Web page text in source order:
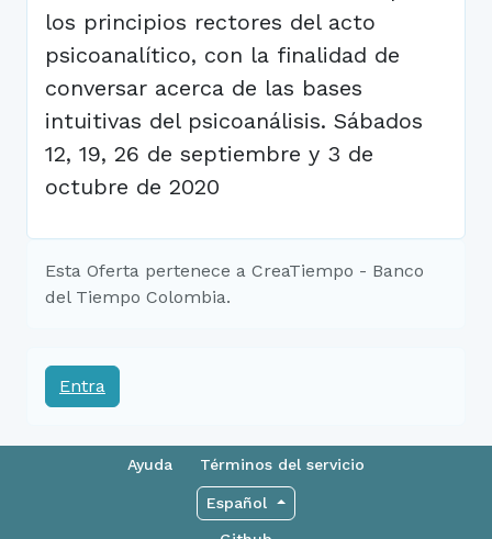
los principios rectores del acto
psicoanalítico, con la finalidad de
conversar acerca de las bases
intuitivas del psicoanálisis. Sábados
12, 19, 26 de septiembre y 3 de
octubre de 2020
Esta Oferta pertenece a CreaTiempo - Banco
del Tiempo Colombia.
Entra
Ayuda Términos del servicio
Español